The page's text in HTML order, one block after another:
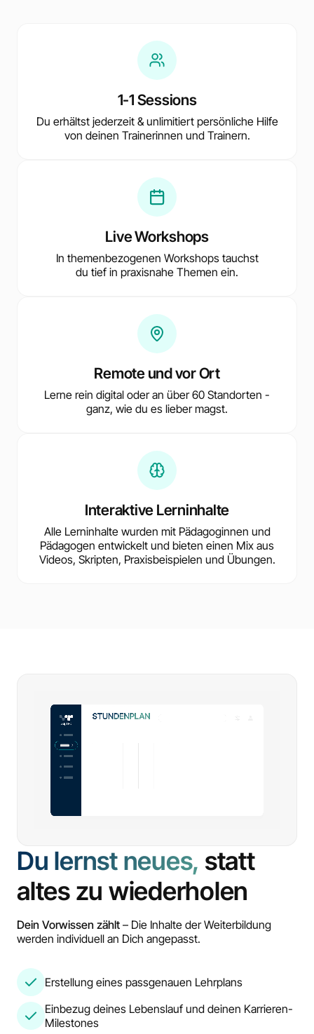
1-1 Sessions
Du erhältst jederzeit & unlimitiert persönliche Hilfe
von deinen Trainerinnen und Trainern.
Live Workshops
In themenbezogenen Workshops tauchst
du tief in praxisnahe Themen ein.
Remote und vor Ort
Lerne rein digital oder an über 60 Standorten -
ganz, wie du es lieber magst.
Interaktive Lerninhalte
Alle Lerninhalte wurden mit Pädagoginnen und
Pädagogen entwickelt und bieten einen Mix aus
Videos, Skripten, Praxisbeispielen und Übungen.
Du lernst neues, statt
altes zu wiederholen
Dein Vorwissen zählt – Die Inhalte der Weiterbildung
werden individuell an Dich angepasst.
Erstellung eines passgenauen Lehrplans
Einbezug deines Lebenslauf und deinen Karrieren-
Milestones